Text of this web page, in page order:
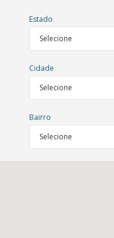
Estado
Cidade
Bairro